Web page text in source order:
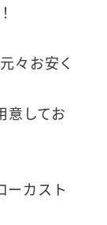
々お安く
意してお
ーカスト